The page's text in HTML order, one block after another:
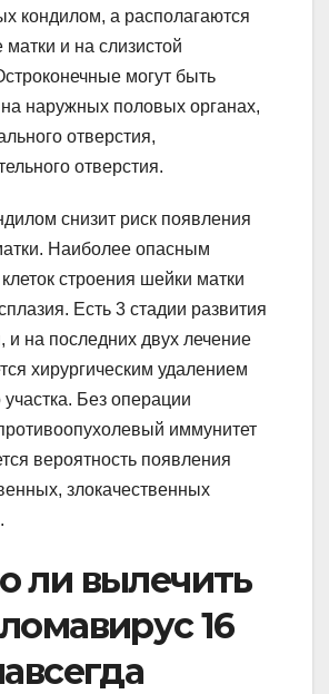
кондилом, а располагаются
и на слизистой
могут быть
наружных половых органах,
отверстия,
отверстия.
снизит риск появления
Наиболее опасным
строения шейки матки
Есть 3 стадии развития
и на последних двух лечение
хирургическим удалением
Без операции
иммунитет
вероятность появления
злокачественных
ли вылечить
16